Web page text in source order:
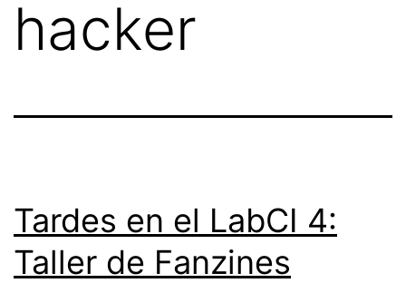
hacker
Tardes en el LabCI 4:
Taller de Fanzines